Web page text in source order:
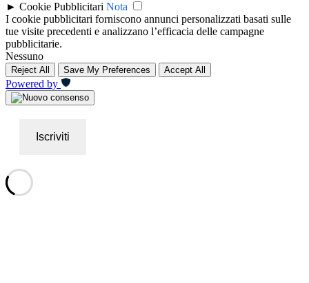
► Cookie Pubblicitari Nota
I cookie pubblicitari forniscono annunci personalizzati basati sulle
tue visite precedenti e analizzano l’efficacia delle campagne
pubblicitarie.
Nessuno
Reject All Save My Preferences Accept All
Powered by
Iscriviti